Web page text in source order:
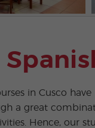
in Cusco have
a great
Hence, our